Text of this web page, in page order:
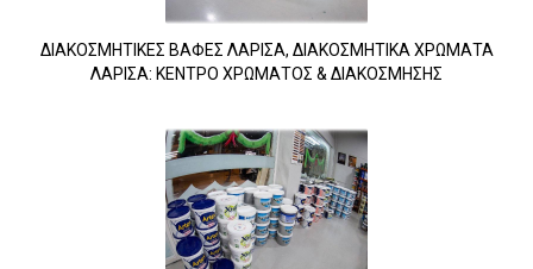
ΔΙΑΚΟΣΜΗΤΙΚΕΣ ΒΑΦΕΣ ΛΑΡΙΣΑ, ΔΙΑΚΟΣΜΗΤΙΚΑ ΧΡΩΜΑΤΑ
ΛΑΡΙΣΑ: ΚΕΝΤΡΟ ΧΡΩΜΑΤΟΣ & ΔΙΑΚΟΣΜΗΣΗΣ